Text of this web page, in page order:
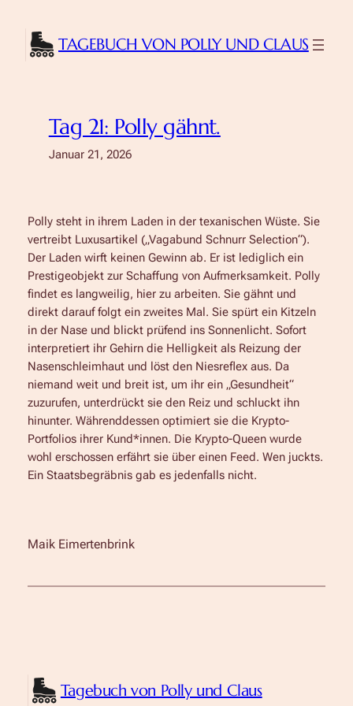
Inhalt
springen TAGEBUCH VON POLLY UND CLAUS
Tag 21: Polly gähnt.
Januar 21, 2026
Polly steht in ihrem Laden in der texanischen Wüste. Sie
vertreibt Luxusartikel („Vagabund Schnurr Selection“).
Der Laden wirft keinen Gewinn ab. Er ist lediglich ein
Prestigeobjekt zur Schaffung von Aufmerksamkeit. Polly
findet es langweilig, hier zu arbeiten. Sie gähnt und
direkt darauf folgt ein zweites Mal. Sie spürt ein Kitzeln
in der Nase und blickt prüfend ins Sonnenlicht. Sofort
interpretiert ihr Gehirn die Helligkeit als Reizung der
Nasenschleimhaut und löst den Niesreflex aus. Da
niemand weit und breit ist, um ihr ein „Gesundheit“
zuzurufen, unterdrückt sie den Reiz und schluckt ihn
hinunter. Währenddessen optimiert sie die Krypto-
Portfolios ihrer Kund*innen. Die Krypto-Queen wurde
wohl erschossen erfährt sie über einen Feed. Wen juckts.
Ein Staatsbegräbnis gab es jedenfalls nicht.
Maik Eimertenbrink
Tagebuch von Polly und Claus